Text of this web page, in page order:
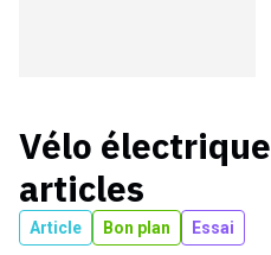
Vélo électrique
articles
Article Bon plan Essai